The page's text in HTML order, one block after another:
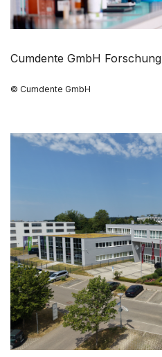
Cumdente GmbH Forschung
© Cumdente GmbH